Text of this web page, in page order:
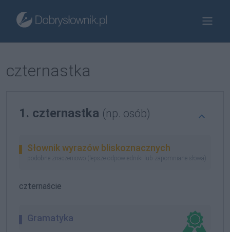
czternastka
1. czternastka (np. osób)
Słownik wyrazów bliskoznacznych
podobne znaczeniowo (lepsze odpowiedniki lub zapomniane słowa)
czternaście
Gramatyka